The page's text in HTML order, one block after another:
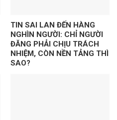
TIN SAI LAN ĐẾN HÀNG
NGHÌN NGƯỜI: CHỈ NGƯỜI
ĐĂNG PHẢI CHỊU TRÁCH
NHIỆM, CÒN NỀN TẢNG THÌ
SAO?